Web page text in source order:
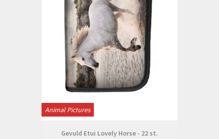
Animal Pictures
Gevuld Etui Lovely Horse - 22 st.